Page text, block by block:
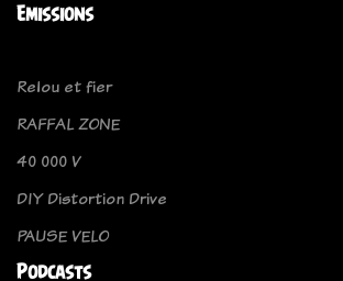
Emissions
Relou et fier
RAFFAL ZONE
40 000 V
DIY Distortion Drive
PAUSE VELO
Podcasts